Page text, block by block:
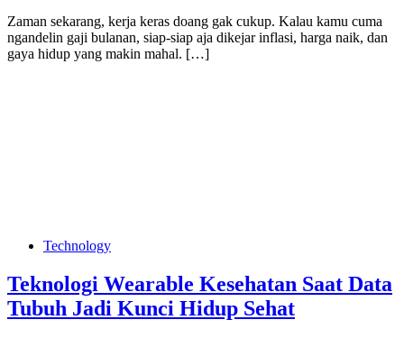
Zaman sekarang, kerja keras doang gak cukup. Kalau kamu cuma
ngandelin gaji bulanan, siap-siap aja dikejar inflasi, harga naik, dan
gaya hidup yang makin mahal. […]
Technology
Teknologi Wearable Kesehatan Saat Data
Tubuh Jadi Kunci Hidup Sehat